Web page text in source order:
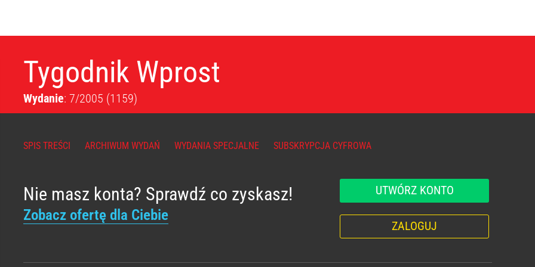
Tygodnik Wprost
Wydanie: 7/2005 (1159)
SPIS TREŚCI ARCHIWUM WYDAŃ WYDANIA SPECJALNE SUBSKRYPCJA CYFROWA
Nie masz konta? Sprawdź co zyskasz!
Zobacz ofertę dla Ciebie
UTWÓRZ KONTO
ZALOGUJ